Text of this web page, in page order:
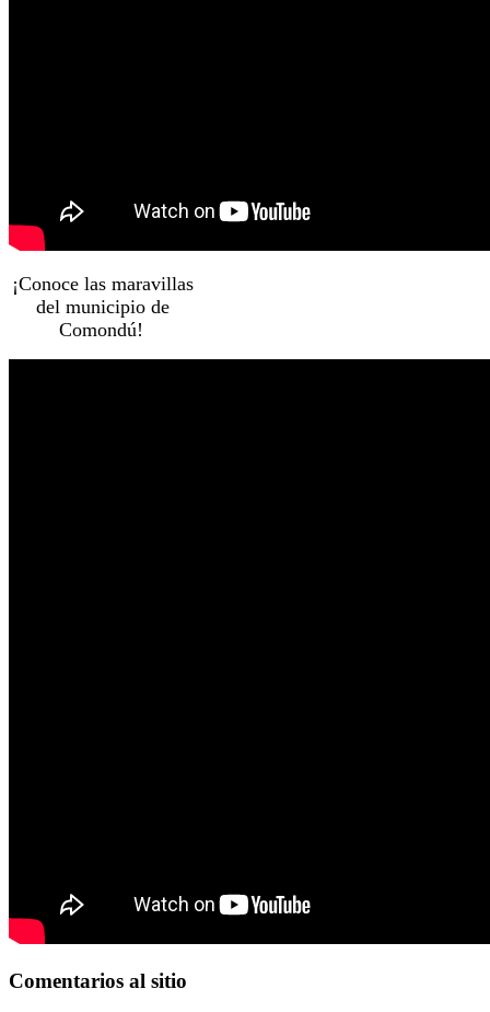
¡Conoce las maravillas
del municipio de
Comondú!
Comentarios al sitio